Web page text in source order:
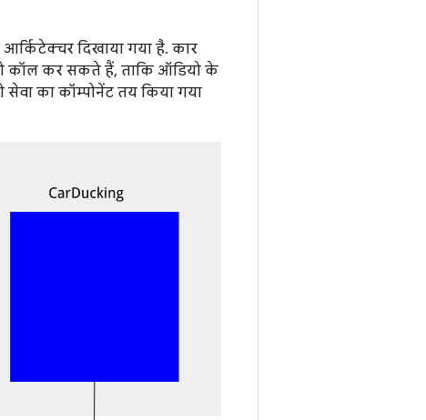
दिखाया गया है. कार
कॉल कर सकते हैं, ताकि ऑडियो के
का कॉम्पोनेंट तय किया गया